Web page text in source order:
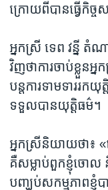
ក្រោយ​ពី​បាន​ធ្វើ​កិច្ច​
អ្នក​ស្រី ទេព វន្នី​ តំ
វិញ​ថា​ការ​ចាប់​ខ្លួន​អ្
បន្ត​ការ​ទាមទារ​រក​
ទទួល​បាន​យុត្តិធម៌។​
អ្នក​ស្រី​និយាយ​ថា៖​ «
គឺ​សម្លាប់​ពួក​ខ្ញុំ​ចោល​
បញ្ឃប់​សកម្មភាព​ខ្ញុំ​ប